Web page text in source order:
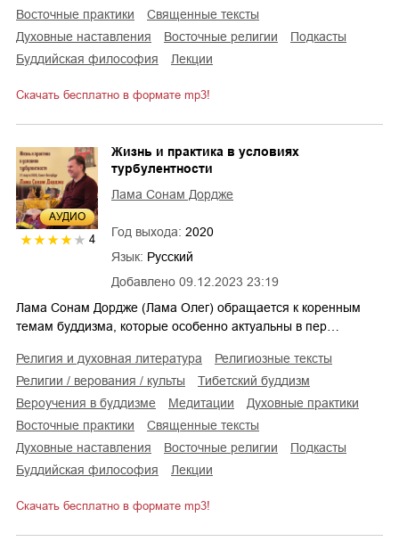
восточные практики
священные тексты
духовные наставления
восточные религии
подкасты
буддийская философия
лекции
Скачать бесплатно в формате mp3!
AУДИО
4
Добавлено 09.12.2023 23:19
Жизнь и практика в условиях
турбулентности
Лама Сонам Дордже
Год выхода: 2020
Язык: Русский
Лама Сонам Дордже (Лама Олег) обращается к коренным
темам буддизма, которые особенно актуальны в пер…
религия и духовная литература
религиозные тексты
религии / верования / культы
тибетский буддизм
вероучения в буддизме
медитации
духовные практики
восточные практики
священные тексты
духовные наставления
восточные религии
подкасты
буддийская философия
лекции
Скачать бесплатно в формате mp3!